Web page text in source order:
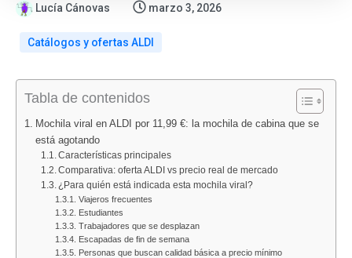
Lucía Cánovas marzo 3, 2026
Catálogos y ofertas ALDI
Tabla de contenidos
Mochila viral en ALDI por 11,99 €: la mochila de cabina que se
está agotando
Características principales
Comparativa: oferta ALDI vs precio real de mercado
¿Para quién está indicada esta mochila viral?
Viajeros frecuentes
Estudiantes
Trabajadores que se desplazan
Escapadas de fin de semana
Personas que buscan calidad básica a precio mínimo
:
Folletos
Lidl
agosto
2026:
todas
las
ofertas
de
Alimentación
:
Catálogo
Bazar
del
10
de
agosto
:
Nuevo
folleto
:
vuelve
Findes
las
:
Ofertas
ALDI
2026:
todos
y
promociones